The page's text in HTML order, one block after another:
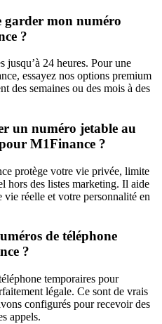
garder mon numéro
?
jusqu’à 24 heures. Pour une
essayez nos options premium
des semaines ou des mois à des
un numéro jetable au
M1Finance ?
protège votre vie privée, limite
hors des listes marketing. Il aide
réelle et votre personnalité en
de téléphone
?
temporaires pour
légale. Ce sont de vrais
configurés pour recevoir des
appels.